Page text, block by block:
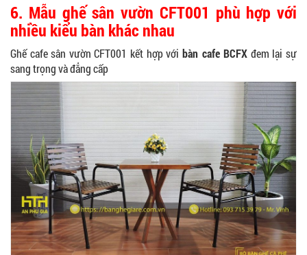
6. Mẫu ghế sân vườn CFT001 phù hợp với
nhiều kiểu bàn khác nhau
Ghế cafe sân vườn CFT001 kết hợp với bàn cafe BCFX đem lại sự
sang trọng và đẳng cấp